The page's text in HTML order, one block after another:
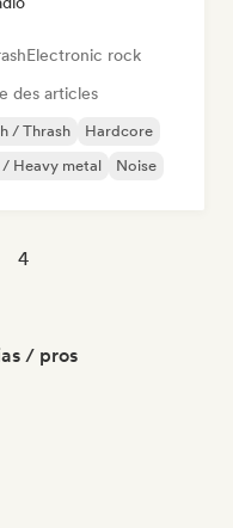
Electronic rock
des articles
/ Thrash
Hardcore
Heavy metal Noise
4
/ pros